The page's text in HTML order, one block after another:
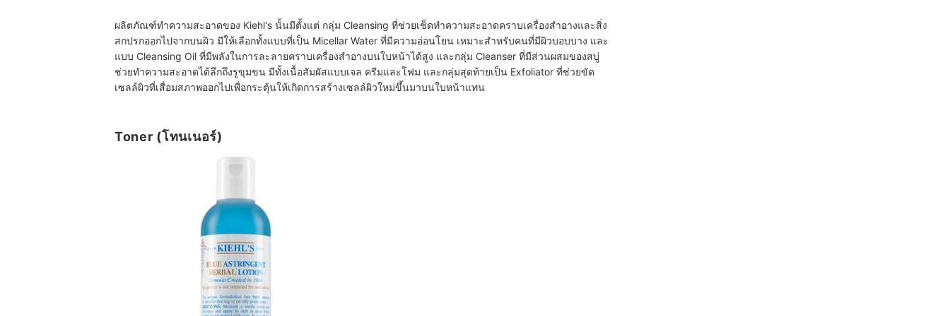
ผลิตภัณฑ์ทำความสะอาดของ Kiehl's นั้นมีตั้งแต่ กลุ่ม Cleansing ที่ช่วยเช็ดทำความสะอาดคราบเครื่องสำอางและสิ่ง
สกปรกออกไปจากบนผิว มีให้เลือกทั้งแบบที่เป็น Micellar Water ที่มีความอ่อนโยน เหมาะสำหรับคนที่มีผิวบอบบาง และ
แบบ Cleansing Oil ที่มีพลังในการละลายคราบเครื่องสำอางบนใบหน้าได้สูง และกลุ่ม Cleanser ที่มีส่วนผสมของสบู่
ช่วยทำความสะอาดได้ลึกถึงรูขุมขน มีทั้งเนื้อสัมผัสแบบเจล ครีมและโฟม และกลุ่มสุดท้ายเป็น Exfoliator ที่ช่วยขัด
เซลล์ผิวที่เสื่อมสภาพออกไปเพื่อกระตุ้นให้เกิดการสร้างเซลล์ผิวใหม่ขึ้นมาบนใบหน้าแทน
Toner (โทนเนอร์)